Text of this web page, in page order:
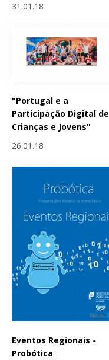
31.01.18
"Portugal e a
Participação Digital de
Crianças e Jovens"
26.01.18
Eventos Regionais -
Probótica